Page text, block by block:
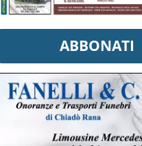
ABBONATI